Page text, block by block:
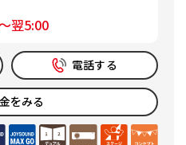
翌5:00
電話する
をみる